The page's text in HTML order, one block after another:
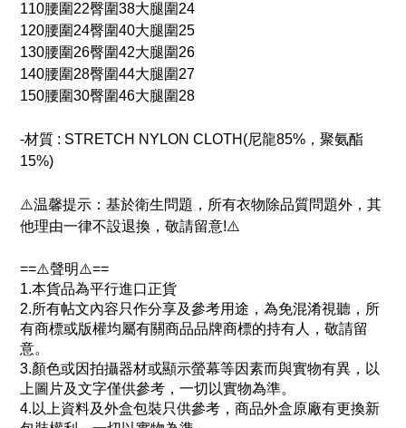
110腰圍22臀圍38大腿圍24
120腰圍24臀圍40大腿圍25
130腰圍26臀圍42大腿圍26
140腰圍28臀圍44大腿圍27
150腰圍30臀圍46大腿圍28
-材質 : STRETCH NYLON CLOTH(尼龍85%，聚氨酯
15%)
⚠️温馨提示：基於衛生問題，所有衣物除品質問題外，其
他理由一律不設退換，敬請留意!⚠️
==⚠️聲明⚠️==
1.本貨品為平行進口正貨
2.所有帖文內容只作分享及參考用途，為免混淆視聽，所
有商標或版權均屬有關商品品牌商標的持有人，敬請留
意。
3.顏色或因拍攝器材或顯示螢幕等因素而與實物有異，以
上圖片及文字僅供參考，一切以實物為準。
4.以上資料及外盒包裝只供參考，商品外盒原廠有更換新